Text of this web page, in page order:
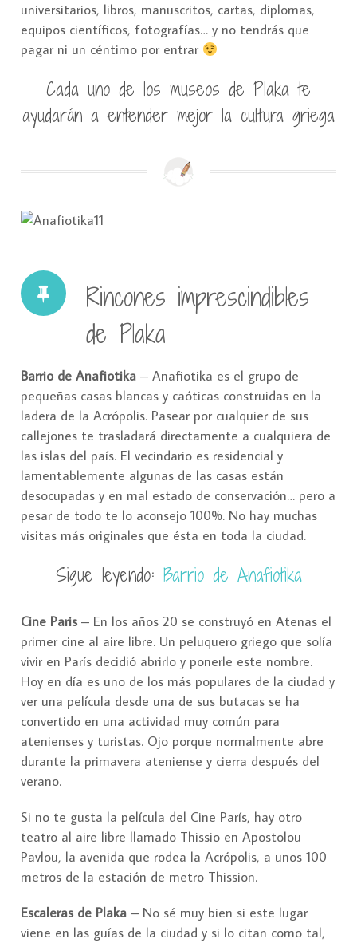
universitarios, libros, manuscritos, cartas, diplomas,
equipos científicos, fotografías… y no tendrás que
pagar ni un céntimo por entrar
Cada uno de los museos de Plaka te
ayudarán a entender mejor la cultura griega
Rincones imprescindibles
de Plaka
Barrio de Anafiotika – Anafiotika es el grupo de
pequeñas casas blancas y caóticas construidas en la
ladera de la Acrópolis. Pasear por cualquier de sus
callejones te trasladará directamente a cualquiera de
las islas del país. El vecindario es residencial y
lamentablemente algunas de las casas están
desocupadas y en mal estado de conservación… pero a
pesar de todo te lo aconsejo 100%. No hay muchas
visitas más originales que ésta en toda la ciudad.
Sigue leyendo: Barrio de Anafiotika
Cine Paris – En los años 20 se construyó en Atenas el
primer cine al aire libre. Un peluquero griego que solía
vivir en París decidió abrirlo y ponerle este nombre.
Hoy en día es uno de los más populares de la ciudad y
ver una película desde una de sus butacas se ha
convertido en una actividad muy común para
atenienses y turistas. Ojo porque normalmente abre
durante la primavera ateniense y cierra después del
verano.
Si no te gusta la película del Cine París, hay otro
teatro al aire libre llamado Thissio en Apostolou
Pavlou, la avenida que rodea la Acrópolis, a unos 100
metros de la estación de metro Thission.
Escaleras de Plaka – No sé muy bien si este lugar
viene en las guías de la ciudad y si lo citan como tal,